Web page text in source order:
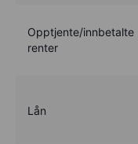
Opptjente/innbetalte
renter
Lån